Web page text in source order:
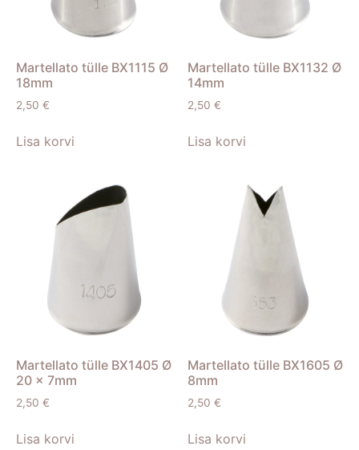
Martellato tülle BX1115 Ø
18mm
2,50 €
Lisa korvi
Martellato tülle BX1132 Ø
14mm
2,50 €
Lisa korvi
Martellato tülle BX1405 Ø
20 x 7mm
2,50 €
Lisa korvi
Martellato tülle BX1605 Ø
8mm
2,50 €
Lisa korvi